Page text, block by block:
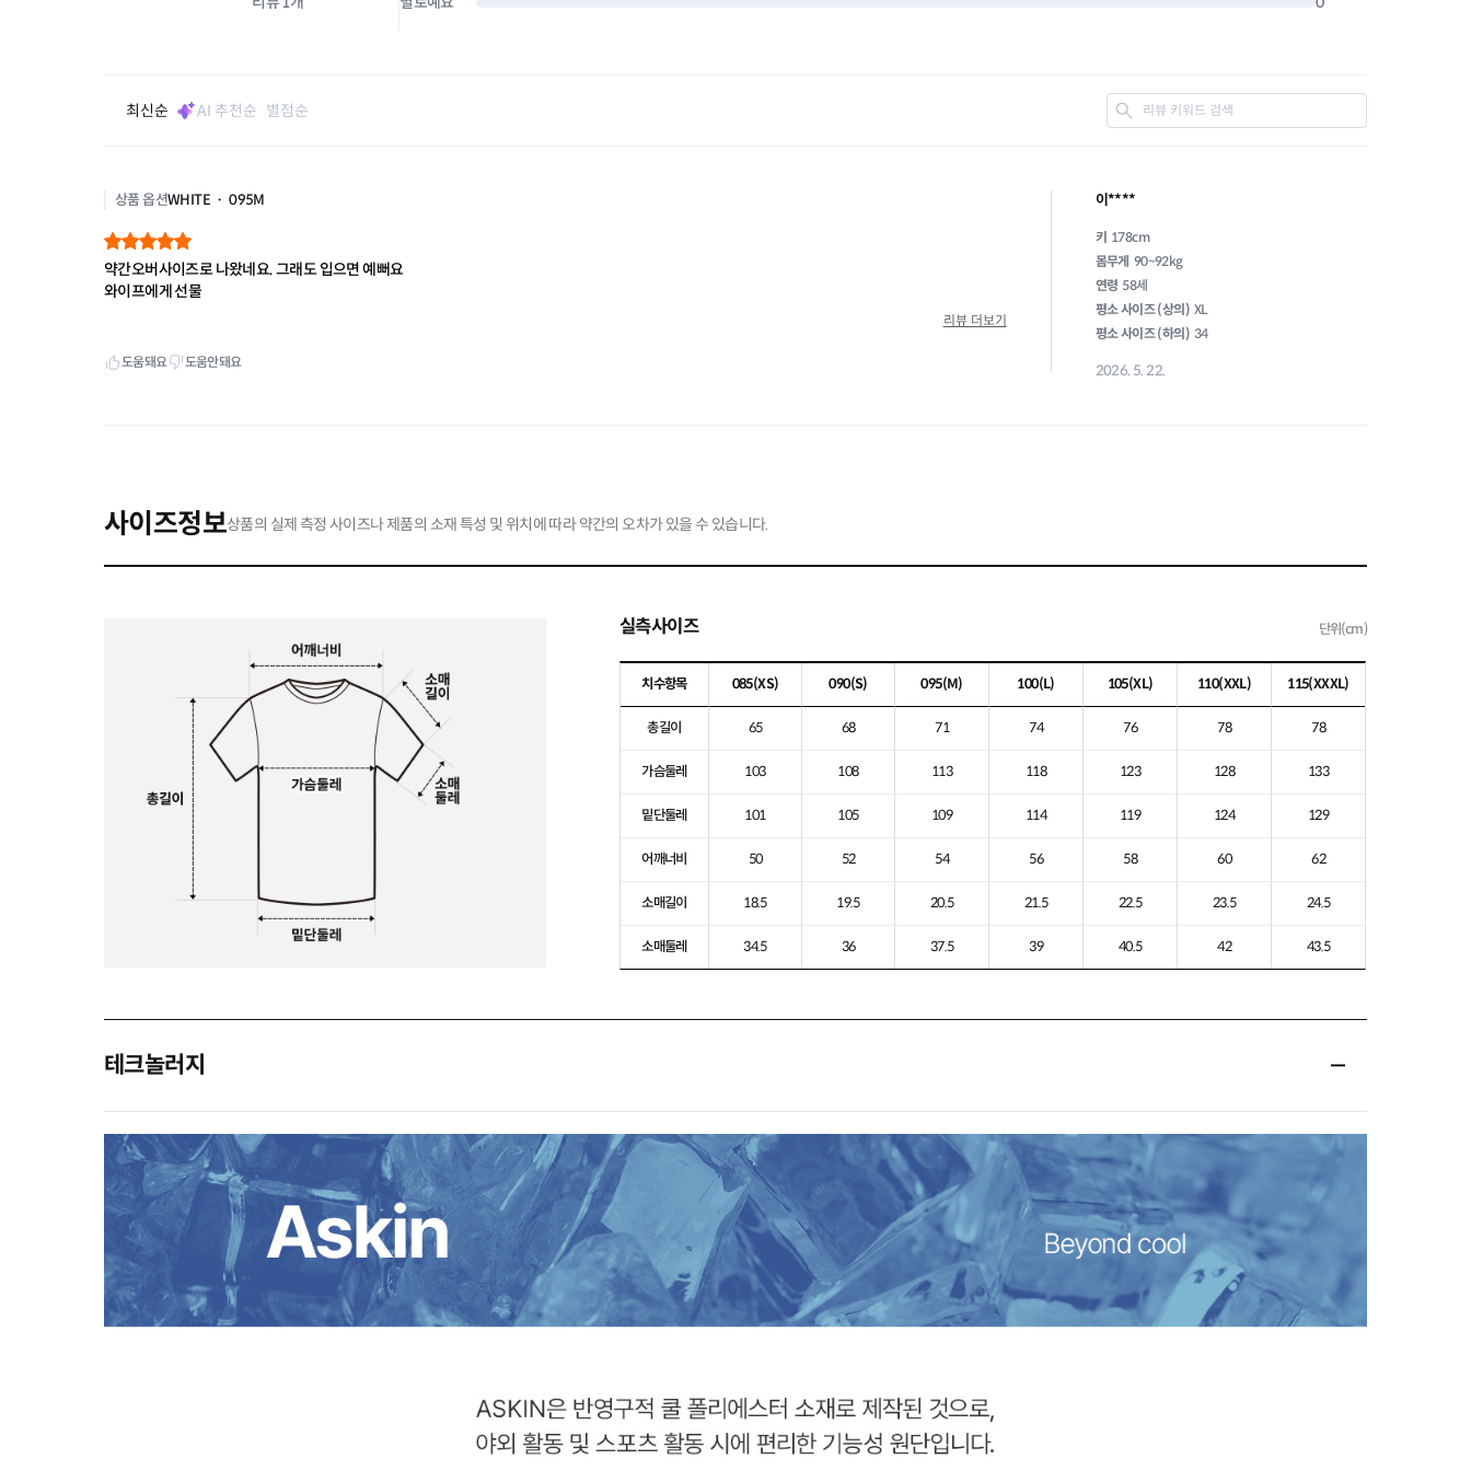
사이즈정보상품의 실제 측정 사이즈나 제품의 소재 특성 및 위치에 따라 약간의 오차가 있을 수 있습니다.
실측사이즈 단위(cm)
치수항목 085(XS) 090(S) 095(M) 100(L) 105(XL) 110(XXL) 115(XXXL)
총길이 65 68 71 74 76 78 78
가슴둘레 103 108 113 118 123 128 133
밑단둘레 101 105 109 114 119 124 129
어깨너비 50 52 54 56 58 60 62
소매길이 18.5 19.5 20.5 21.5 22.5 23.5 24.5
소매둘레 34.5 36 37.5 39 40.5 42 43.5
테크놀러지